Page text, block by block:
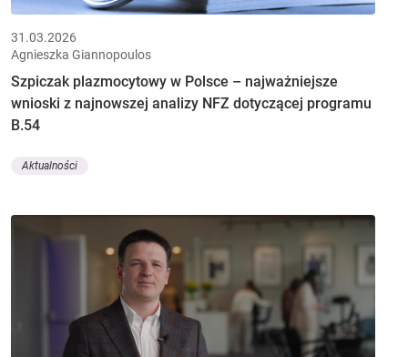
31.03.2026
Agnieszka Giannopoulos
Szpiczak plazmocytowy w Polsce – najważniejsze
wnioski z najnowszej analizy NFZ dotyczącej programu
B.54
Aktualności